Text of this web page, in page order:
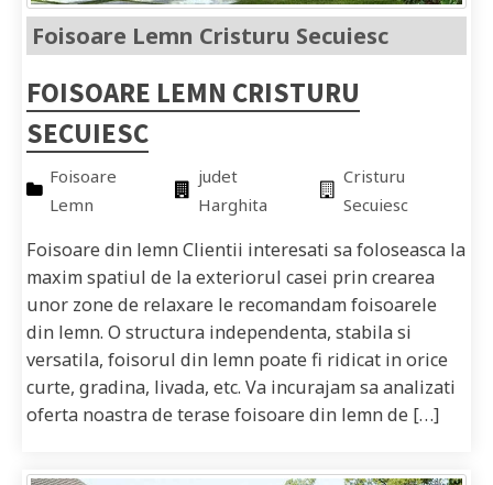
Foisoare Lemn Cristuru Secuiesc
FOISOARE LEMN CRISTURU
SECUIESC
Foisoare
Lemn
judet
Harghita
Cristuru
Secuiesc
Foisoare din lemn Clientii interesati sa foloseasca la
maxim spatiul de la exteriorul casei prin crearea
unor zone de relaxare le recomandam foisoarele
din lemn. O structura independenta, stabila si
versatila, foisorul din lemn poate fi ridicat in orice
curte, gradina, livada, etc. Va incurajam sa analizati
oferta noastra de terase foisoare din lemn de […]